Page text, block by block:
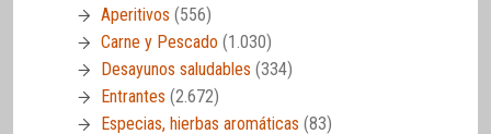
Aperitivos (556)
Carne y Pescado (1.030)
Desayunos saludables (334)
Entrantes (2.672)
Especias, hierbas aromáticas (83)